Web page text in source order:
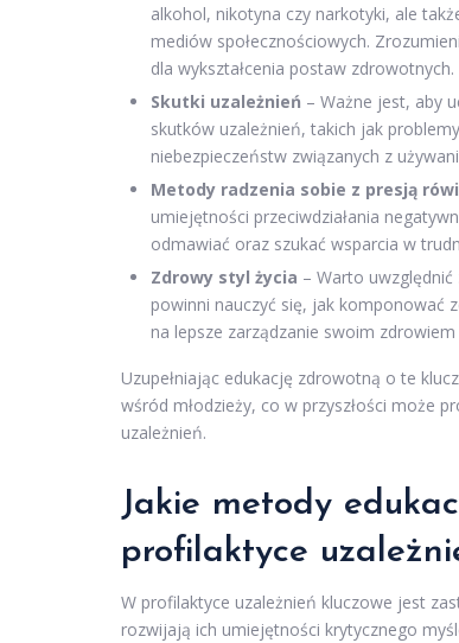
alkohol, nikotyna czy narkotyki, ale
mediów społecznościowych.
dla wykształcenia postaw zdrowotnych.
Skutki uzależnień – Ważne jest, aby
skutków uzależnień, takich jak
niebezpieczeństw związanych z
Metody radzenia sobie z presją
umiejętności przeciwdziałania
odmawiać oraz szukać wsparcia w
Zdrowy styl życia – Warto
powinni nauczyć się, jak komponować
na lepsze zarządzanie swoim
Uzupełniając edukację zdrowotną o te
wśród młodzieży, co w przyszłości może
uzależnień.
Jakie metody
profilaktyce
W profilaktyce uzależnień kluczowe jest
rozwijają ich umiejętności krytycznego